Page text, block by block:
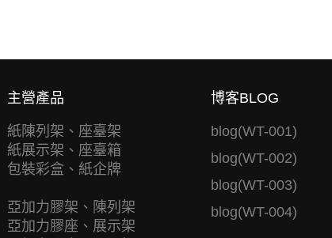
主營產品
紙陳列架、座臺架
紙展示架、座臺箱
包裝彩盒、紙企牌
亞加力膠架、陳列架
亞加力膠座、展示架
博客BLOG
blog(WT-001)
blog(WT-002)
blog(WT-003)
blog(WT-004)